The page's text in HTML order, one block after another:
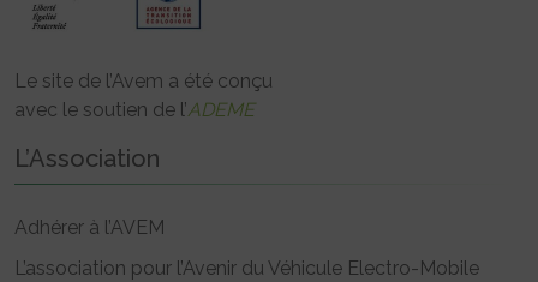
Le site de l’Avem a été conçu
avec le soutien de l’ADEME
L’Association
Adhérer à l’AVEM
L’association pour l’Avenir du Véhicule Electro-Mobile